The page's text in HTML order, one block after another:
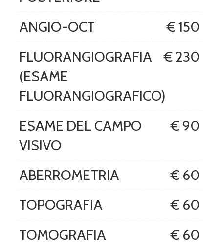
ANGIO-OCT
€ 150
FLUORANGIOGRAFIA
(ESAME
FLUORANGIOGRAFICO)
€ 230
ESAME DEL CAMPO
VISIVO
€ 90
ABERROMETRIA
€ 60
TOPOGRAFIA
€ 60
TOMOGRAFIA
€ 60